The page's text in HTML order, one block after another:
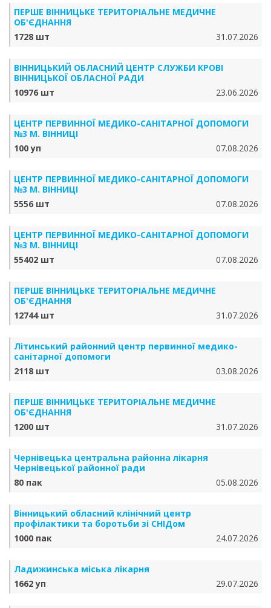
ПЕРШЕ ВІННИЦЬКЕ ТЕРИТОРІАЛЬНЕ МЕДИЧНЕ
ОБ'ЄДНАННЯ
1728 шт
31.07.2026
ВІННИЦЬКИЙ ОБЛАСНИЙ ЦЕНТР СЛУЖБИ КРОВІ
ВІННИЦЬКОЇ ОБЛАСНОЇ РАДИ
10976 шт
23.06.2026
ЦЕНТР ПЕРВИННОЇ МЕДИКО-САНІТАРНОЇ ДОПОМОГИ
№3 М. ВІННИЦІ
100 уп
07.08.2026
ЦЕНТР ПЕРВИННОЇ МЕДИКО-САНІТАРНОЇ ДОПОМОГИ
№3 М. ВІННИЦІ
5556 шт
07.08.2026
ЦЕНТР ПЕРВИННОЇ МЕДИКО-САНІТАРНОЇ ДОПОМОГИ
№3 М. ВІННИЦІ
55402 шт
07.08.2026
ПЕРШЕ ВІННИЦЬКЕ ТЕРИТОРІАЛЬНЕ МЕДИЧНЕ
ОБ'ЄДНАННЯ
12744 шт
31.07.2026
Літинський районний центр первинної медико-
санітарної допомоги
2118 шт
03.08.2026
ПЕРШЕ ВІННИЦЬКЕ ТЕРИТОРІАЛЬНЕ МЕДИЧНЕ
ОБ'ЄДНАННЯ
1200 шт
31.07.2026
Чернівецька центральна районна лікарня
Чернівецької районної ради
80 пак
05.08.2026
Вінницький обласний клінічний центр
профілактики та боротьби зі СНІДом
1000 пак
24.07.2026
Ладижинська міська лікарня
1662 уп
29.07.2026